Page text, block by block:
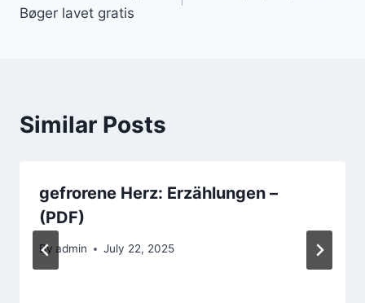
Bøger lavet gratis
Similar Posts
gefrorene Herz: Erzählungen –
(PDF)
By admin July 22, 2025